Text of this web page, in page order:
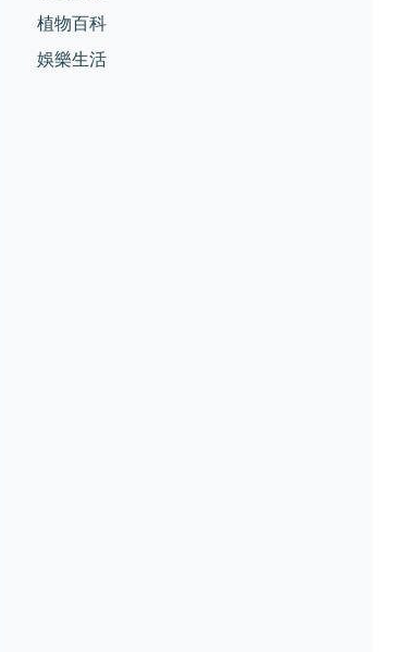
植物百科
娛樂生活